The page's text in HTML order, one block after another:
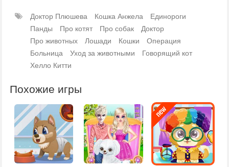
Доктор Плюшева Кошка Анжела
Единороги
Панды
Про котят Про собак
Доктор
Про животных
Лошади Кошки
Операция
Больница
Уход за животными
Говорящий кот
Хелло Китти
Похожие игры